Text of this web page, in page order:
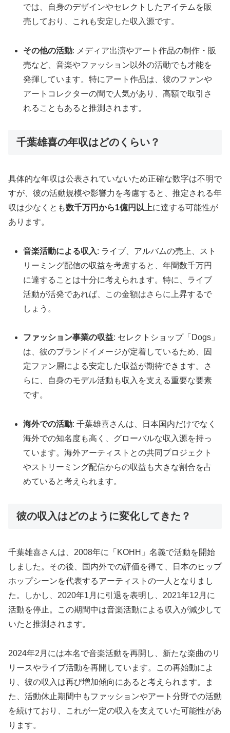
では、自身のデザインやセレクトしたアイテムを販
売しており、これも安定した収入源です。
その他の活動: メディア出演やアート作品の制作・販
売など、音楽やファッション以外の活動でも才能を
発揮しています。特にアート作品は、彼のファンや
アートコレクターの間で人気があり、高額で取引さ
れることもあると推測されます。
千葉雄喜の年収はどのくらい？
具体的な年収は公表されていないため正確な数字は不明で
すが、彼の活動規模や影響力を考慮すると、推定される年
収は少なくとも数千万円から1億円以上に達する可能性が
あります。
音楽活動による収入: ライブ、アルバムの売上、スト
リーミング配信の収益を考慮すると、年間数千万円
に達することは十分に考えられます。特に、ライブ
活動が活発であれば、この金額はさらに上昇するで
しょう。
ファッション事業の収益: セレクトショップ「Dogs」
は、彼のブランドイメージが定着しているため、固
定ファン層による安定した収益が期待できます。さ
らに、自身のモデル活動も収入を支える重要な要素
です。
海外での活動: 千葉雄喜さんは、日本国内だけでなく
海外での知名度も高く、グローバルな収入源を持っ
ています。海外アーティストとの共同プロジェクト
やストリーミング配信からの収益も大きな割合を占
めていると考えられます。
彼の収入はどのように変化してきた？
千葉雄喜さんは、2008年に「KOHH」名義で活動を開始
しました。その後、国内外での評価を得て、日本のヒップ
ホップシーンを代表するアーティストの一人となりまし
た。しかし、2020年1月に引退を表明し、2021年12月に
活動を停止。この期間中は音楽活動による収入が減少して
いたと推測されます。
2024年2月には本名で音楽活動を再開し、新たな楽曲のリ
リースやライブ活動を再開しています。この再始動によ
り、彼の収入は再び増加傾向にあると考えられます。ま
た、活動休止期間中もファッションやアート分野での活動
を続けており、これが一定の収入を支えていた可能性があ
ります。